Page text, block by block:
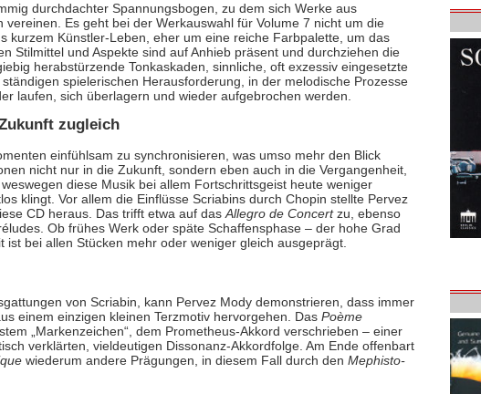
durchdachter Spannungsbogen, zu dem sich Werke aus
vereinen. Es geht bei der Werkauswahl für Volume 7 nicht um die
kurzem Künstler-Leben, eher um eine reiche Farbpalette, um das
Stilmittel und Aspekte sind auf Anhieb präsent und durchziehen die
herabstürzende Tonkaskaden, sinnliche, oft exzessiv eingesetzte
spielerischen Herausforderung, in der melodische Prozesse
laufen, sich überlagern und wieder aufgebrochen werden.
zugleich
einfühlsam zu synchronisieren, was umso mehr den Blick
nicht nur in die Zukunft, sondern eben auch in die Vergangenheit,
diese Musik bei allem Fortschrittsgeist heute weniger
klingt. Vor allem die Einflüsse Scriabins durch Chopin stellte Pervez
CD heraus. Das trifft etwa auf das Allegro de Concertzu, ebenso
Ob frühes Werk oder späte Schaffensphase – der hohe Grad
ist bei allen Stücken mehr oder weniger gleich ausgeprägt.
von Scriabin, kann Pervez Mody demonstrieren, dass immer
einem einzigen kleinen Terzmotiv hervorgehen. Das Poème
„Markenzeichen“, dem Prometheus-Akkord verschrieben – einer
verklärten, vieldeutigen Dissonanz-Akkordfolge. Am Ende offenbart
wiederum andere Prägungen, in diesem Fall durch den Mephisto-